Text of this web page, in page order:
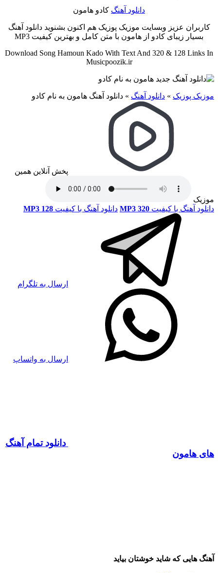
دانلود آهنگ کادو هامون
کاربران عزیز وبسایت موزیک پوزیک هم اکنون بشنوید دانلود آهنگ
بسیار زیبای کادو از هامون با متن کامل و بهترین کیفیت MP3
Download Song Hamoun Kado With Text And 320 & 128 Links In
Musicpoozik.ir
موزیک پوزیک » دانلود آهنگ » دانلود آهنگ هامون به نام کادو
پخش آنلاین همین
موزیک
دانلود آهنگ با کیفیت MP3 320 دانلود آهنگ با کیفیت MP3 128
ارسال به تلگرام
ارسال به واتساپ
دانلود تمام آهنگ
های هامون
آهنگ هایی که شاید خوشتان بیاید